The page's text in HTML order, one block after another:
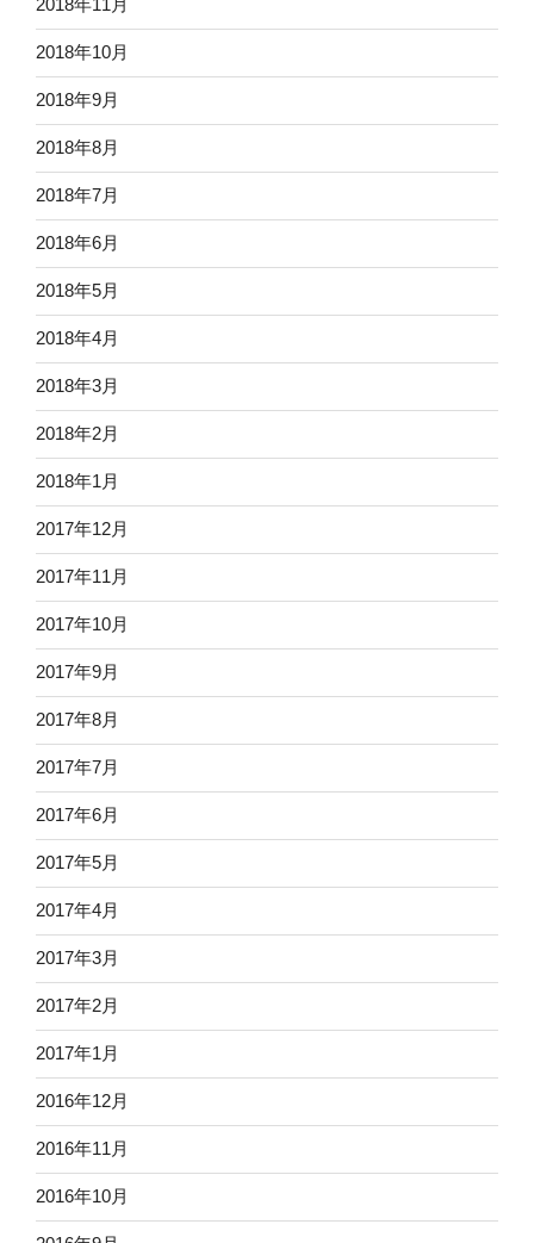
2018年11月
2018年10月
2018年9月
2018年8月
2018年7月
2018年6月
2018年5月
2018年4月
2018年3月
2018年2月
2018年1月
2017年12月
2017年11月
2017年10月
2017年9月
2017年8月
2017年7月
2017年6月
2017年5月
2017年4月
2017年3月
2017年2月
2017年1月
2016年12月
2016年11月
2016年10月